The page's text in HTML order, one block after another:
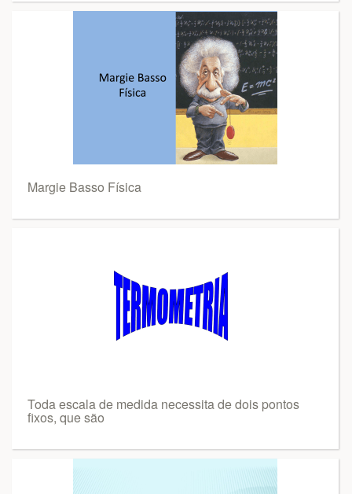
Margie Basso Física
Toda escala de medida necessita de dois pontos
fixos, que são